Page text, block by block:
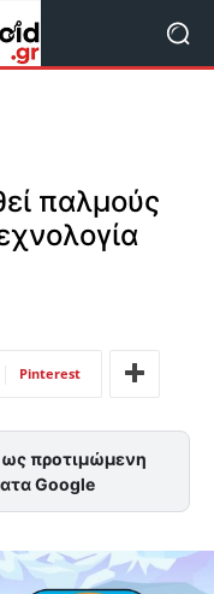
παλμούς
Pinterest
προτιμώμενη
Google